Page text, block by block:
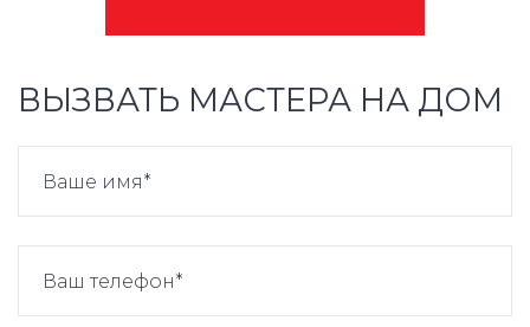
ВЫЗВАТЬ МАСТЕРА НА ДОМ